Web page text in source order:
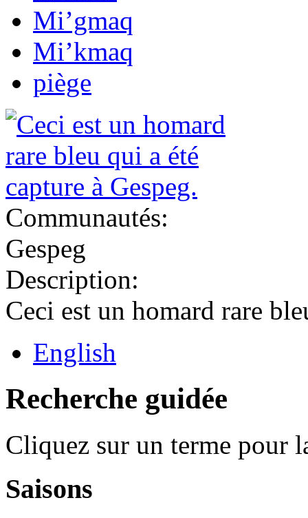
Mi’gmaq
Mi’kmaq
piège
Communautés:
Gespeg
Description:
Ceci est un homard rare
English
Recherche guidée
Cliquez sur un terme pour
Saisons